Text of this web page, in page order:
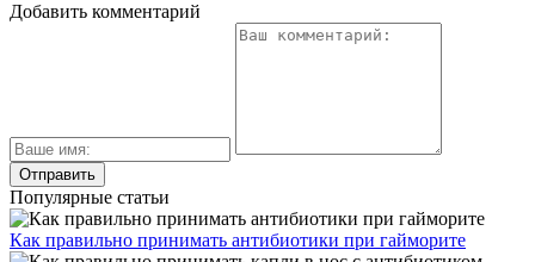
Добавить комментарий
Популярные статьи
Как правильно принимать антибиотики при гайморите